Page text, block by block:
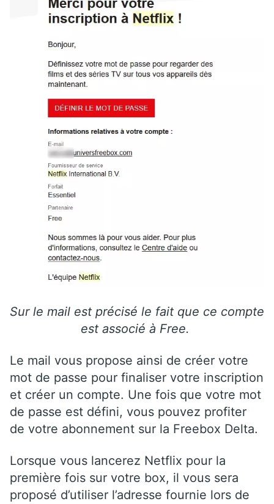
Sur le mail est précisé le fait que ce compte
est associé à Free.
Le mail vous propose ainsi de créer votre
mot de passe pour finaliser votre inscription
et créer un compte. Une fois que votre mot
de passe est défini, vous pouvez profiter
de votre abonnement sur la Freebox Delta.
Lorsque vous lancerez Netflix pour la
première fois sur votre box, il vous sera
proposé d’utiliser l’adresse fournie lors de